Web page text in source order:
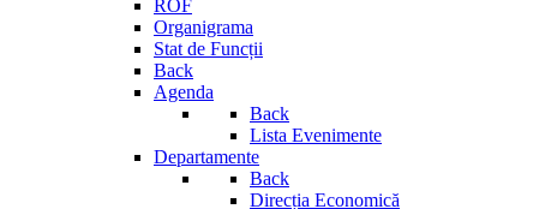
ROF
Organigrama
Stat de Funcții
Back
Agenda
Back
Lista Evenimente
Departamente
Back
Direcția Economică